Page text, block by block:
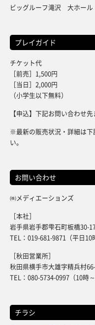
ビッグルーフ滝沢 大ホール
プレイガイド
チケット代
［前売］1,500円
［当日］2,000円
（小学生以下無料）
【申込】下記お問い合わせ先
※最新の販売状況・詳細は下
い。
お問い合わせ
㈱メディエーションズ
［本社］
岩手県岩手郡雫石町板橋30-
TEL：019-681-9871（平日10
［秋田営業所］
秋田県横手市大雄字精兵村
TEL：080-5734-0997（10時～
チラシ